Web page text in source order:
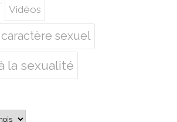
Vidéos
sexuel
la sexualité